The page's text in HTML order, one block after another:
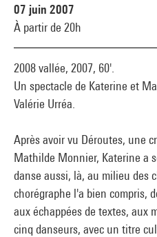
2008 vallée, 2007, 60'.
Un spectacle de Katerine et
Valérie Urréa.
Après avoir vu Déroutes, une
Mathilde Monnier, Katerine a
danse aussi, là, au milieu des
chorégraphe l'a bien compris,
aux échappées de textes, aux
cinq danseurs, avec un titre
07 juin 2007
À partir de 20h